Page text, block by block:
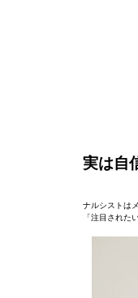
実は自
ナルシストは
「注目された